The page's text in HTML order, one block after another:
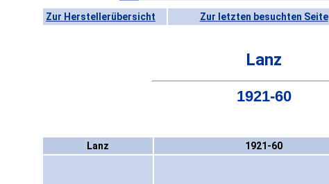
Zur Herstellerübersicht Zur letzten besuchten Seite
Lanz
1921-60
Lanz 1921-60